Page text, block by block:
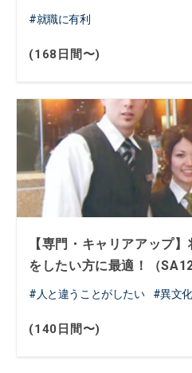
就職に有利
(168日間〜)
【専門・キャリアアップ
をしたい方に最適！（
人と違うことがしたい 異文
(140日間〜)